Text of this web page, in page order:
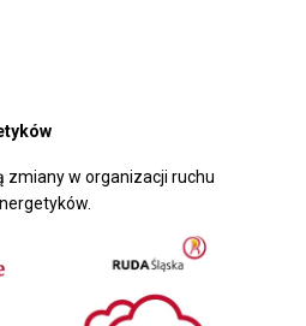
zmiany w organizacji ruchu